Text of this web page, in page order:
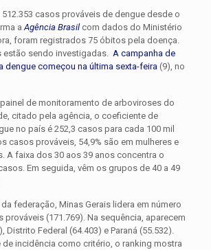
512.353 casos prováveis de dengue desde o
aAgência Brasilcom dados do Ministério
foram registrados 75 óbitos pela doença.
estão sendo investigadas. A campanha de
dengue começou na última sexta-feira (9), no
de monitoramento de arboviroses do
citado pela agência, o coeficiente de
no país é 252,3 casos para cada 100 mil
casos prováveis, 54,9% são em mulheres e
A faixa dos 30 aos 39 anos concentra o
Em seguida, vêm os grupos de 40 a 49
federação, Minas Gerais lidera em número
(171.769). Na sequência, aparecem
Distrito Federal (64.403) e Paraná (55.532).
incidência como critério, o ranking mostra